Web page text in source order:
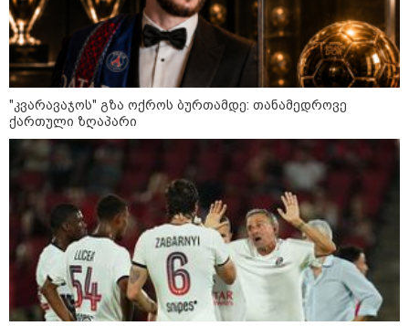
ჯარისკაცი, რომელიც 29 წელი
იბრძოდა, რადგან ომის
დამთავრების არ სჯეროდა...
"კვარავაჯოს" გზა ოქროს ბურთამდე: თანამედროვე
ქართული ზღაპარი